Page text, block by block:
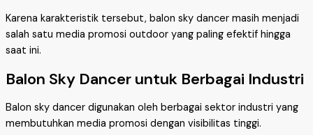
Karena karakteristik tersebut, balon sky dancer masih menjadi
salah satu media promosi outdoor yang paling efektif hingga
saat ini.
Balon Sky Dancer untuk Berbagai Industri
Balon sky dancer digunakan oleh berbagai sektor industri yang
membutuhkan media promosi dengan visibilitas tinggi.